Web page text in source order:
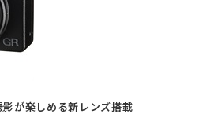
が楽しめる新レンズ搭載